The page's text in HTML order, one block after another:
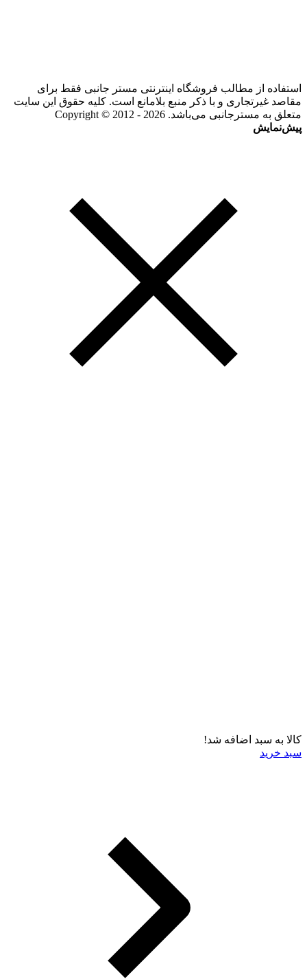
استفاده از مطالب فروشگاه اینترنتی مستر جانبی فقط برای
مقاصد غیرتجاری و با ذکر منبع بلامانع است. کلیه حقوق این سایت
متعلق به مسترجانبی می‌باشد. Copyright © 2012 - 2026
پیش‌نمایش
کالا به سبد اضافه شد!
سبد خرید